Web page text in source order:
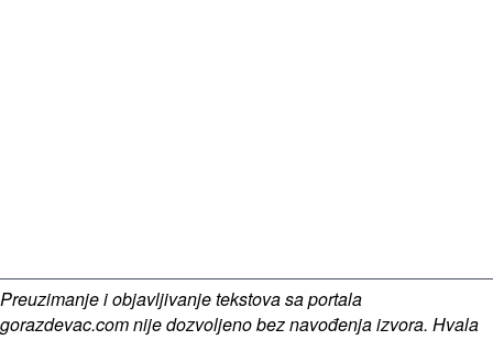
Preuzimanje i objavljivanje tekstova sa portala
gorazdevac.com nije dozvoljeno bez navođenja izvora. Hvala